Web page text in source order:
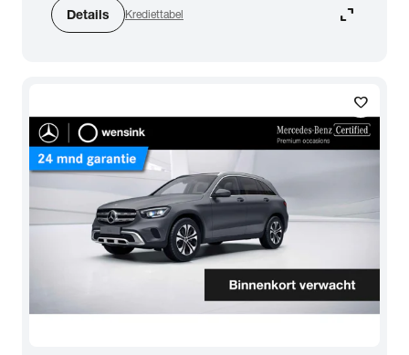
Details Krediettabel expand_content
favorite